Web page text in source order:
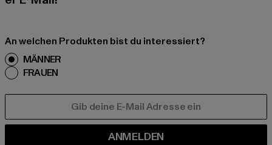
An welchen Produkten bist du interessiert?
MÄNNER
FRAUEN
ANMELDEN